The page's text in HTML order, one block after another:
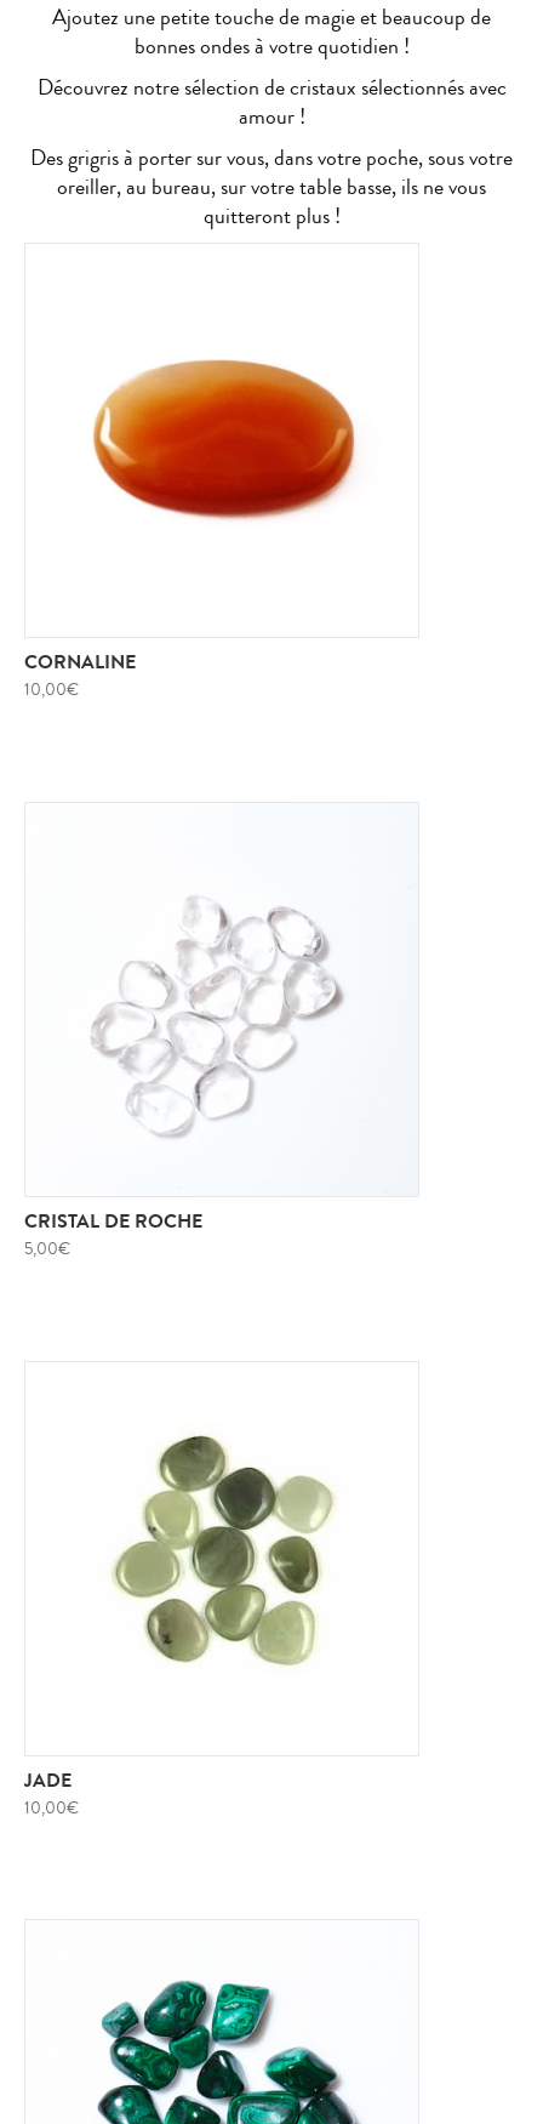
Ajoutez une petite touche de magie et beaucoup de
bonnes ondes à votre quotidien !
Découvrez notre sélection de cristaux sélectionnés avec
amour !
Des grigris à porter sur vous, dans votre poche, sous votre
oreiller, au bureau, sur votre table basse, ils ne vous
quitteront plus !
CORNALINE
10,00€
CRISTAL DE ROCHE
5,00€
JADE
10,00€